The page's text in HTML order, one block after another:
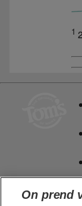
1
On prend